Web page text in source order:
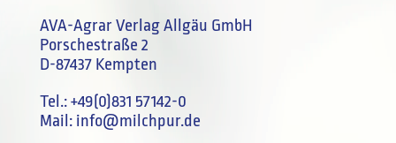
AVA-Agrar Verlag Allgäu GmbH
Porschestraße 2
D-87437 Kempten
Tel.:+49(0)831 57142-0
Mail: info@milchpur.de